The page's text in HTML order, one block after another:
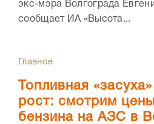
экс-мэра Волгограда
сообщает ИА «Высота...
Главное
Топливная
рост: смотрим
бензина на АЗС в